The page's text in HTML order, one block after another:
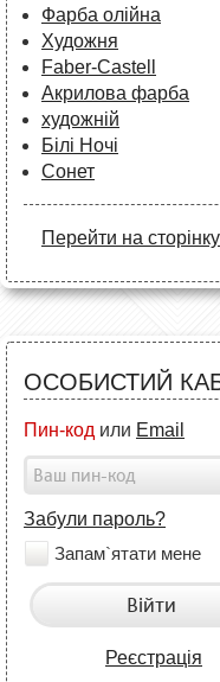
Фарба олійна
Художня
Faber-Castell
Акрилова фарба
художній
Білі Ночі
Сонет
Перейти на сторінку
ОСОБИСТИЙ
Пин-код или Email
Забули пароль?
Запам`ятати мене
Війти
Реєстрація